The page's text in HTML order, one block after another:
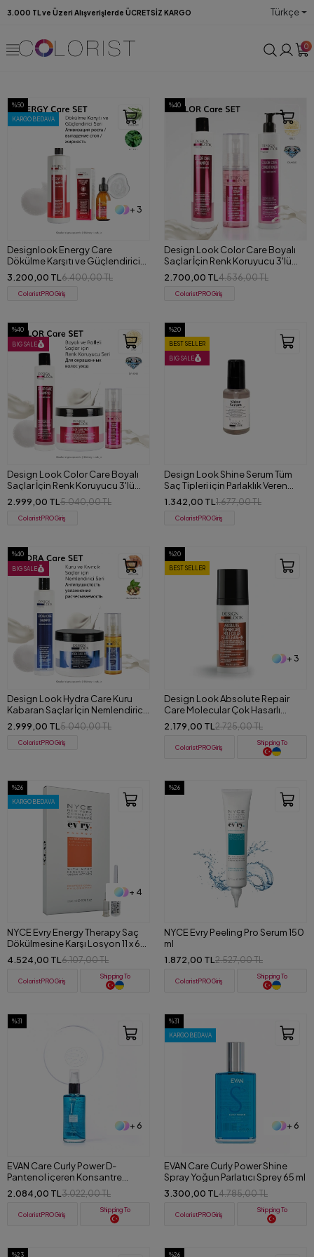
3.000 TL ve Üzeri Alışverişlerde ÜCRETSİZ KARGO Türkçe
0
%50
KARGO BEDAVA
+ 3
Designlook Energy Care
Dökülme Karşıtı ve Güçlendirici
(Şampuan+Serum) Set
3.200,00 TL 6.400,00 TL
ColoristPRO Giriş
%40
Design Look Color Care Boyalı
Saçlar İçin Renk Koruyucu 3'lü
Set (Şampuan + Krem + Serum)
2.700,00 TL 4.536,00 TL
ColoristPRO Giriş
%40
BIG SALE
Design Look Color Care Boyalı
Saçlar İçin Renk Koruyucu 3'lü
Set
2.999,00 TL 5.040,00 TL
ColoristPRO Giriş
%20
BEST SELLER
BIG SALE
Design Look Shine Serum Tüm
Saç Tipleri için Parlaklık Veren
Serum 60 ml
1.342,00 TL 1.677,00 TL
ColoristPRO Giriş
%40
BIG SALE
Design Look Hydra Care Kuru
Kabaran Saçlar İçin Nemlendirici
3'lü Set
2.999,00 TL 5.040,00 TL
ColoristPRO Giriş
%20
BEST SELLER
+ 3
Design Look Absolute Repair
Care Molecular Çok Hasarlı
Saçlar için Yoğun Onarıcı Serum
50 ml
2.179,00 TL 2.725,00 TL
ColoristPRO Giriş
Shipping To
%26
KARGO BEDAVA
+ 4
NYCE Evry Energy Therapy Saç
Dökülmesine Karşı Losyon 11 x 6
ml
4.524,00 TL 6.107,00 TL
ColoristPRO Giriş
Shipping To
%26
NYCE Evry Peeling Pro Serum 150
ml
1.872,00 TL 2.527,00 TL
ColoristPRO Giriş
Shipping To
%31
+ 6
EVAN Care Curly Power D-
Pantenol içeren Konsantre
Serum 65 ml
2.084,00 TL 3.022,00 TL
ColoristPRO Giriş
Shipping To
%31
KARGO BEDAVA
+ 6
EVAN Care Curly Power Shine
Spray Yoğun Parlatıcı Sprey 65 ml
3.300,00 TL 4.785,00 TL
ColoristPRO Giriş
Shipping To
%23 %26